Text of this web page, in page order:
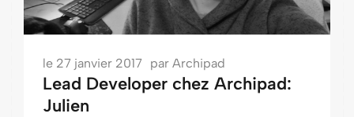
le 27 janvier 2017 par Archipad
Lead Developer chez Archipad:
Julien